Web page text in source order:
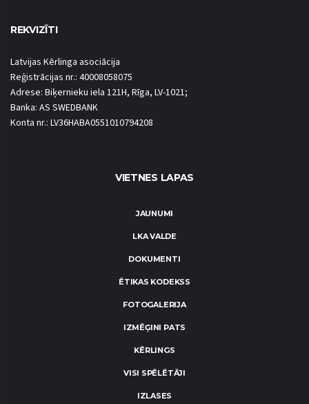
REKVIZĪTI
Latvijas Kērlinga asociācija
Reģistrācijas nr.: 40008058075
Adrese: Biķernieku iela 121H, Rīga, LV-1021;
Banka: AS SWEDBANK
Konta nr.: LV36HABA0551010794208
VIETNES LAPAS
JAUNUMI
LKA VALDE
DOKUMENTI
ĒTIKAS KODEKSS
FOTOGALERIJA
IZMĒĢINI PATS
KĒRLINGS
VISI SPĒLĒTĀJI
IZLASES